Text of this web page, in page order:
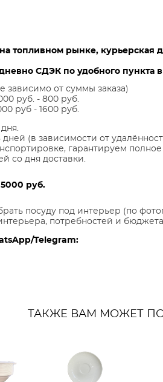
топливном рынке, курьерская
СДЭК по удобного пункта
от суммы заказа)
руб. - 800 руб.
руб - 1600 руб.
(в зависимости от
гарантируем
со дня доставки.
руб.
посуду под интерьер (по
потребностей и бюджета.
Telegram:
ТАКЖЕ ВАМ МОЖЕТ